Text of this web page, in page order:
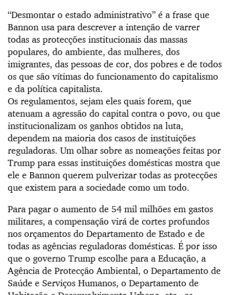
“Desmontar o estado administrativo” é a frase que
Bannon usa para descrever a intenção de varrer
todas as protecções institucionais das massas
populares, do ambiente, das mulheres, dos
imigrantes, das pessoas de cor, dos pobres e de todos
os que são vítimas do funcionamento do capitalismo
e da política capitalista.
Os regulamentos, sejam eles quais forem, que
atenuam a agressão do capital contra o povo, ou que
institucionalizam os ganhos obtidos na luta,
dependem na maioria dos casos de instituições
reguladoras. Um olhar sobre as nomeações feitas por
Trump para essas instituições domésticas mostra que
ele e Bannon querem pulverizar todas as protecções
que existem para a sociedade como um todo.
Para pagar o aumento de 54 mil milhões em gastos
militares, a compensação virá de cortes profundos
nos orçamentos do Departamento de Estado e de
todas as agências reguladoras domésticas. É por isso
que o governo Trump escolhe para a Educação, a
Agência de Protecção Ambiental, o Departamento de
Saúde e Serviços Humanos, o Departamento de